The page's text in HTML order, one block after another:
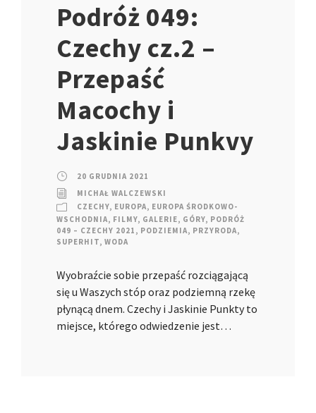
Podróż 049:
Czechy cz.2 –
Przepaść
Macochy i
Jaskinie Punkvy
20 GRUDNIA 2021
MICHAŁ WALCZEWSKI
CZECHY, EUROPA, EUROPA ŚRODKOWO-
WSCHODNIA, FILMY, GALERIE, GÓRY, PODRÓŻ
049 – CZECHY 2021 , PODZIEMIA, PRZYRODA,
SUPERHIT, WODA
Wyobraźcie sobie przepaść rozciągającą
się u Waszych stóp oraz podziemną rzekę
płynącą dnem. Czechy i Jaskinie Punkty to
miejsce, którego odwiedzenie jest…